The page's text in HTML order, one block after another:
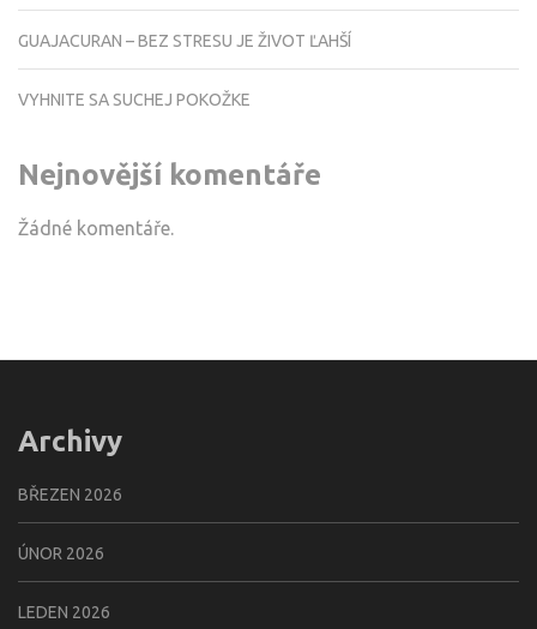
GUAJACURAN – BEZ STRESU JE ŽIVOT ĽAHŠÍ
VYHNITE SA SUCHEJ POKOŽKE
Nejnovější komentáře
Žádné komentáře.
Archivy
BŘEZEN 2026
ÚNOR 2026
LEDEN 2026